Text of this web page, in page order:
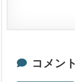
コメン